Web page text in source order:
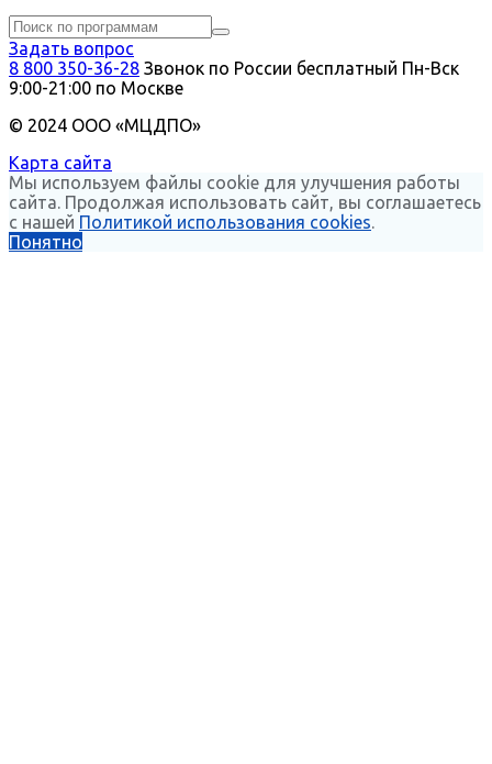
Задать вопрос
8 800 350-36-28 Звонок по России бесплатный Пн-Вск
9:00-21:00 по Москве
© 2024 ООО «МЦДПО»
Карта сайта
Мы используем файлы cookie для улучшения работы
сайта. Продолжая использовать сайт, вы соглашаетесь
с нашей Политикой использования cookies.
Понятно